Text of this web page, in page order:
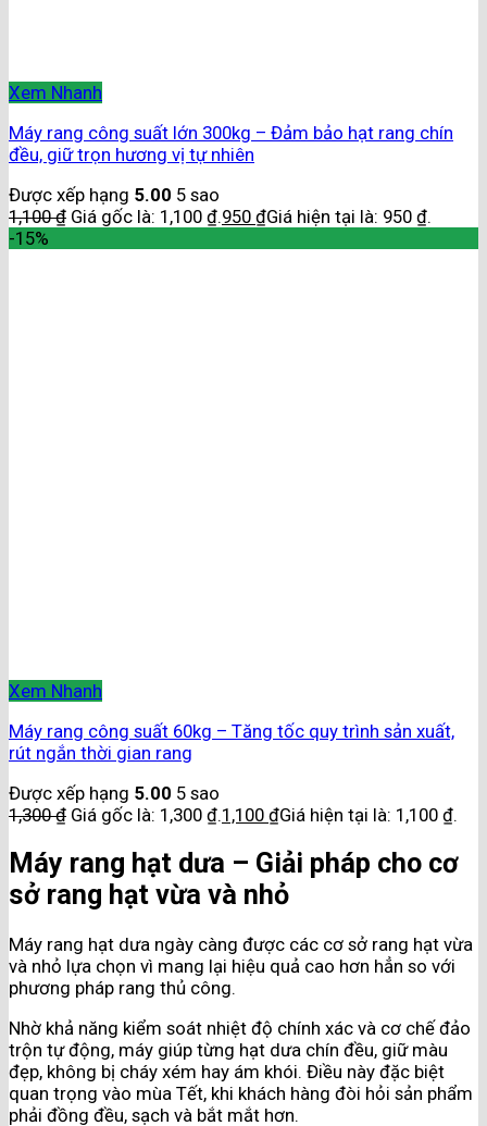
Xem Nhanh
Máy rang công suất lớn 300kg – Đảm bảo hạt rang chín
đều, giữ trọn hương vị tự nhiên
Được xếp hạng 5.00 5 sao
1,100₫ Giá gốc là: 1,100 ₫.950 ₫Giá hiện tại là: 950 ₫.
-15%
Xem Nhanh
Máy rang công suất 60kg – Tăng tốc quy trình sản xuất,
rút ngắn thời gian rang
Được xếp hạng 5.00 5 sao
1,300₫ Giá gốc là: 1,300 ₫.1,100 ₫Giá hiện tại là: 1,100 ₫.
Máy rang hạt dưa – Giải pháp cho cơ
sở rang hạt vừa và nhỏ
Máy rang hạt dưa ngày càng được các cơ sở rang hạt vừa
và nhỏ lựa chọn vì mang lại hiệu quả cao hơn hẳn so với
phương pháp rang thủ công.
Nhờ khả năng kiểm soát nhiệt độ chính xác và cơ chế đảo
trộn tự động, máy giúp từng hạt dưa chín đều, giữ màu
đẹp, không bị cháy xém hay ám khói. Điều này đặc biệt
quan trọng vào mùa Tết, khi khách hàng đòi hỏi sản phẩm
phải đồng đều, sạch và bắt mắt hơn.